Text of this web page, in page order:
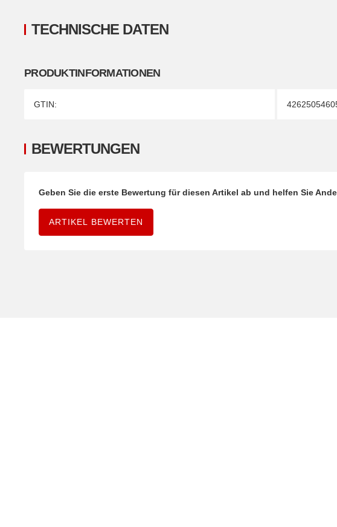
TECHNISCHE DATEN
PRODUKTINFORMATIONEN
Produkteigenschaft
Wert
GTIN:
BEWERTUNGEN
Geben Sie die erste Bewertung für diesen Artikel ab und helfen Sie
ARTIKEL BEWERTEN